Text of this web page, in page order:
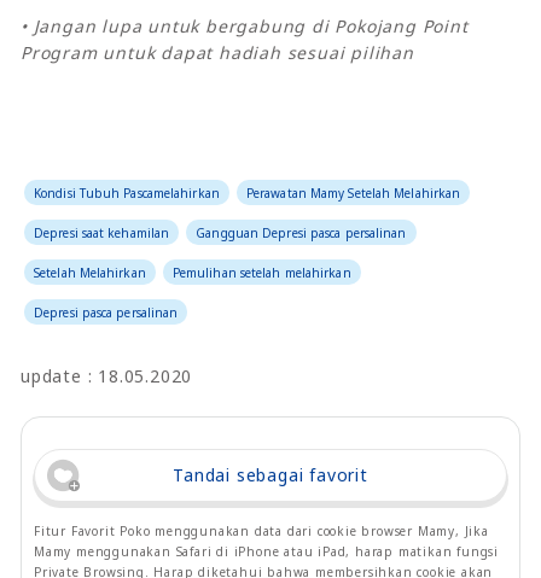
• Jangan lupa untuk bergabung di Pokojang Point
Program untuk dapat hadiah sesuai pilihan
Kondisi Tubuh Pascamelahirkan Perawatan Mamy Setelah Melahirkan
Depresi saat kehamilan Gangguan Depresi pasca persalinan
Setelah Melahirkan Pemulihan setelah melahirkan
Depresi pasca persalinan
update : 18.05.2020
Tandai sebagai favorit
Fitur Favorit Poko menggunakan data dari cookie browser Mamy, Jika
Mamy menggunakan Safari di iPhone atau iPad, harap matikan fungsi
Private Browsing. Harap diketahui bahwa membersihkan cookie akan